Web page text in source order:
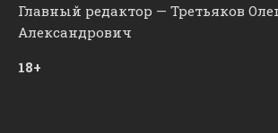
Главный редактор — Третьяков
Александрович
18+